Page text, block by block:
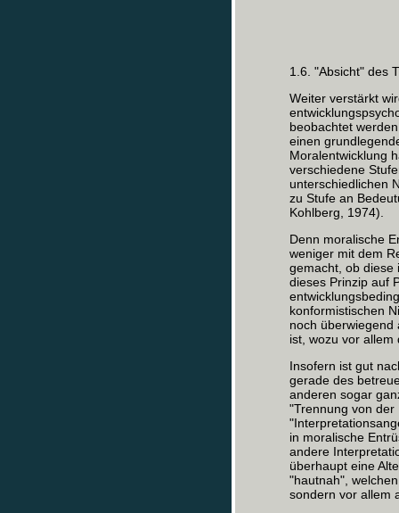
1.6. "Absicht" des
Weiter verstärkt
beobachtet
einen
Moralentwicklung
verschiedene
unterschiedlichen
zu Stufe an
Kohlberg, 1974).
Denn moralische
weniger mit dem
gemacht, ob diese
dieses Prinzip auf
konformistischen
noch
ist, wozu vor
Insofern ist gut
gerade des
anderen sogar
"Trennung von der
in moralische
andere
überhaupt eine
"hautnah",
sondern vor allem